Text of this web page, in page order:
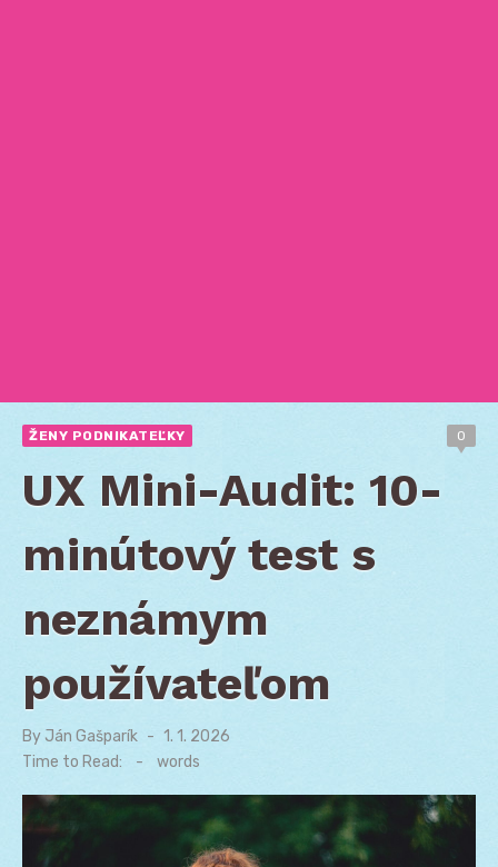
ŽENY PODNIKATEĽKY 0
UX Mini-Audit: 10-
minútový test s
neznámym
používateľom
By Ján Gašparík
Posted
on
1. 1. 2026
Time to Read:
- words